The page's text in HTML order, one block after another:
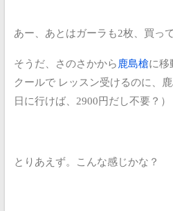
あー、あとはガーラも2枚、買っ
そうだ、さのさかから 鹿島槍に移
クールでレッスン受けるのに、鹿
日に行けば、2900円だし不要？）
とりあえず。こんな感じかな？